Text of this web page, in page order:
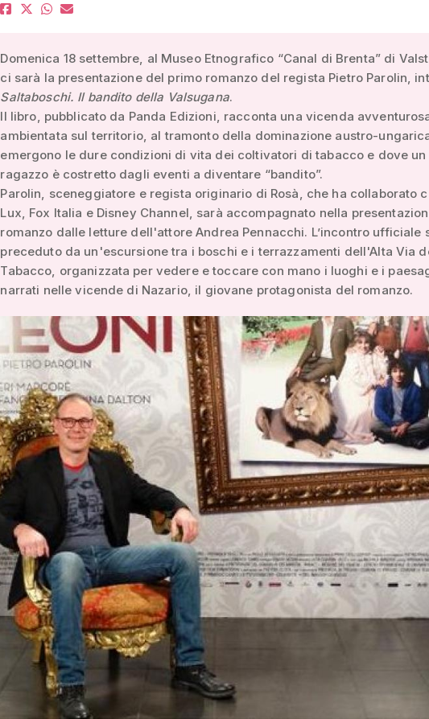
Domenica 18 settembre, al Museo Etnografico “Canal di Brenta” di
ci sarà la presentazione del primo romanzo del regista Pietro Parolin,
Saltaboschi. Il bandito della Valsugana.
Il libro, pubblicato da Panda Edizioni, racconta una vicenda
ambientata sul territorio, al tramonto della dominazione austro-
emergono le dure condizioni di vita dei coltivatori di tabacco e dove un
ragazzo è costretto dagli eventi a diventare “bandito”.
Parolin, sceneggiatore e regista originario di Rosà, che ha collaborato
Lux, Fox Italia e Disney Channel, sarà accompagnato nella
romanzo dalle letture dell'attore Andrea Pennacchi. L’incontro ufficiale
preceduto da un'escursione tra i boschi e i terrazzamenti dell'Alta Via
Tabacco, organizzata per vedere e toccare con mano i luoghi e i
narrati nelle vicende di Nazario, il giovane protagonista del romanzo.